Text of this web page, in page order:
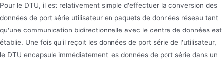
Pour le DTU, il est relativement simple d'effectuer la conversion des
données de port série utilisateur en paquets de données réseau tant
qu'une communication bidirectionnelle avec le centre de données est
établie. Une fois qu'il reçoit les données de port série de l'utilisateur,
le DTU encapsule immédiatement les données de port série dans un